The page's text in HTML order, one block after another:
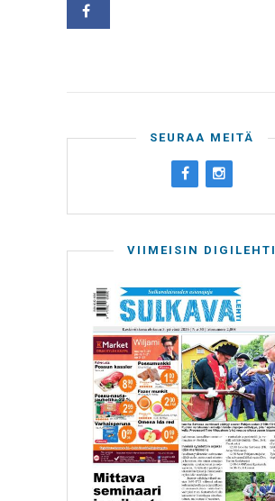
SEURAA MEITÄ
VIIMEISIN DIGILEHTI